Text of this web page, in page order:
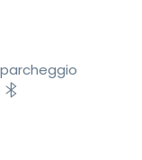
parcheggio